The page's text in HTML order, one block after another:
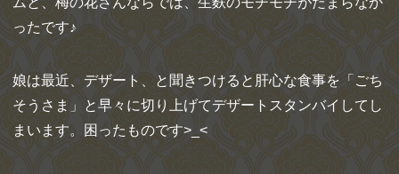
ったです♪
娘は最近、デザート、と聞きつけると肝心な食事を「ごち
そうさま」と早々に切り上げてデザートスタンバイしてし
まいます。困ったものです>_<